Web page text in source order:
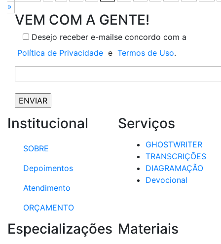
»
VEM COM A GENTE!
Desejo receber e-mailse concordo com a
Política de Privacidade e Termos de Uso.
Institucional
SOBRE
Depoimentos
Atendimento
ORÇAMENTO
Serviços
GHOSTWRITER
TRANSCRIÇÕES
DIAGRAMAÇÃO
Devocional
Especializações Materiais